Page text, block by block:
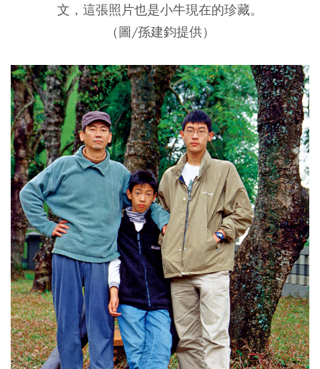
文，這張照片也是小牛現在的珍藏。
（圖/孫建鈞提供）